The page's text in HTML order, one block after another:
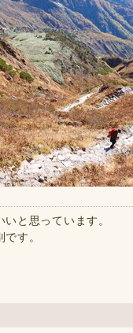
と思っています。
す。